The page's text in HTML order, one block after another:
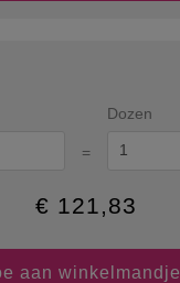
=
Dozen
€ 121,83
aan winkelmandje